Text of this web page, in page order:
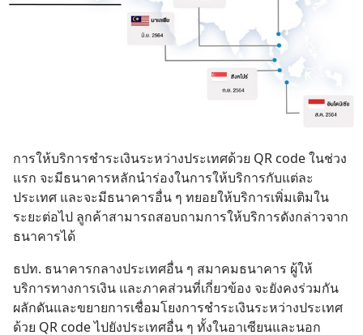
การให้บริการชำระเงินระหว่างประเทศด้วย QR code ในช่วง
แรก จะมีธนาคารหลักนำร่องในการให้บริการกับแต่ละ
ประเทศ และจะมีธนาคารอื่น ๆ ทยอยให้บริการเพิ่มเติมใน
ระยะต่อไป ลูกค้าสามารถสอบถามการให้บริการดังกล่าวจาก
ธนาคารได้
ธปท. ธนาคารกลางประเทศอื่น ๆ สมาคมธนาคาร ผู้ให้
บริการทางการเงิน และภาคส่วนที่เกี่ยวข้อง จะยังคงร่วมกัน
ผลักดันและขยายการเชื่อมโยงการชำระเงินระหว่างประเทศ
ด้วย QR code ไปยังประเทศอื่น ๆ ทั้งในอาเซียนและนอก